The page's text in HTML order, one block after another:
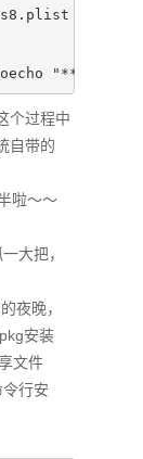
"****
个过程中
自带的
啦～～
大把，
夜晚，
安装
文件
行安